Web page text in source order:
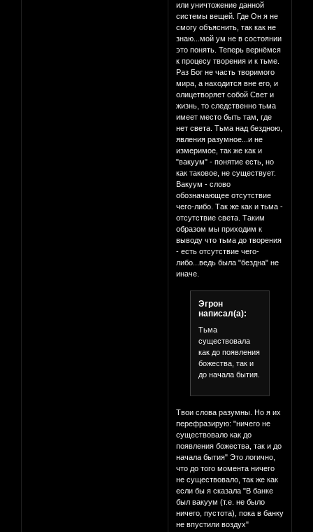
или уничтожение данной
системы вещей. Где Он я не
смогу объяснить, так как не
знаю...мой ум не в состоянии
это понять. Теперь вернёмся
к процесу творения и к тьме.
Раз Бог не часть творимого
мира, а находится вне его, и
олицетворяет собой Свет и
жизнь, то следственно тьма
имеет место быть там, где
нет света. Тьма над бездною,
явления разумное...и не
измеримое, так же как и
"вакуум" - понятие есть, но
как таковое, не существует.
Вакуум - слово
обозначающее отсутствие
чего-либо. Так же как и тьма -
отсутствие света. Таким
образом мы приходим к
выводу что тьма до творения
- есть отсутствие чего-
либо...ведь была "бездна" не
иначе.
Эгрон
написал(а):
Тьма
существовала
как до появления
божества, так и
до начала бытия.
Твои слова разумны. Но я их
перефразирую: "ничего не
существовало как до
появления божества, так и до
начала бытия" Это логично,
что до того момента ничего
не существовало, так же как
если бы я сказала "В банке
был вакуум (т.е. не было
ничего, пустота), пока в банку
не впустили воздух"